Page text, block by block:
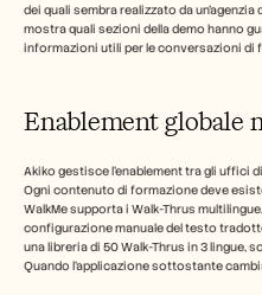
dei quali sembra realizzato da
mostra quali sezioni della demo hanno
informazioni utili per le conversazioni di
Enablement globale
Akiko gestisce l'enablement tra gli uffici
Ogni contenuto di formazione deve
WalkMe supporta i Walk-Thrus
configurazione manuale del testo
una libreria di 50 Walk-Thrus in 3 lingue,
Quando l'applicazione sottostante